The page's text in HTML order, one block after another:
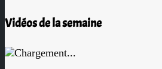
Vidéos de la semaine